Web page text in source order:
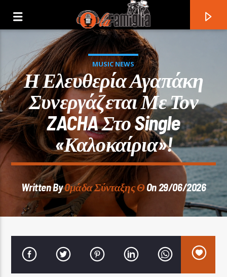
Current Track
Title
Artist
MUSIC NEWS
Η Ελευθερία Αγαπάκη
Συνεργάζεται Με Τον
ZACHA Στο Single
«Καλοκαίρια»!
Written ByOμάδα Σύνταξης ΘOn 29/06/2026